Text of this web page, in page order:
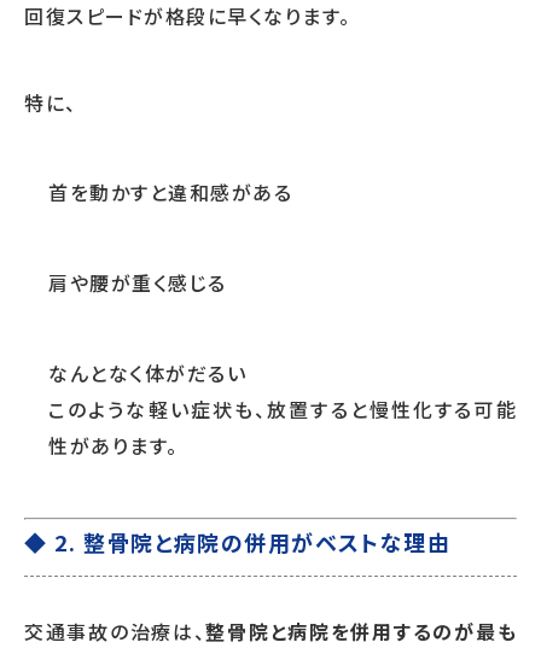
回復スピードが格段に早くなります。
特に、
首を動かすと違和感がある
肩や腰が重く感じる
なんとなく体がだるい
このような軽い症状も、放置すると慢性化する可能
性があります。
◆ 2. 整骨院と病院の併用がベストな理由
交通事故の治療は、整骨院と病院を併用するのが最も